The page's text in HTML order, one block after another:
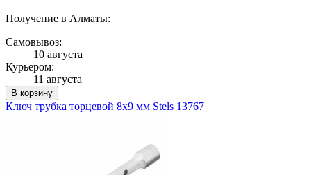
Получение в Алматы:
Самовывоз:
10 августа
Курьером:
11 августа
В корзину
Ключ трубка торцевой 8х9 мм Stels 13767